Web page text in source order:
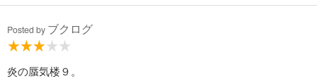
カート
Posted by ブクログ
炎の蜃気楼９。